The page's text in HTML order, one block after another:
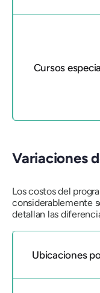
Cursos
Variaciones
Los costos del
considerablemente
detallan las
Ubicaciones